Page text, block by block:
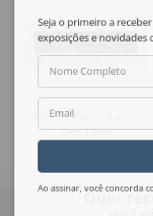
Marilda Passos Ramos
Sem Título
Seja o primeiro a
exposições e novidades
Nome Completo
Email
Ao assinar, você concorda
Quer